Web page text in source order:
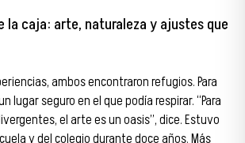
la caja: arte, naturaleza y ajustes que
ambos encontraron refugios. Para
lugar seguro en el que podía respirar. “Para
el arte es un oasis”, dice. Estuvo
y del colegio durante doce años. Más